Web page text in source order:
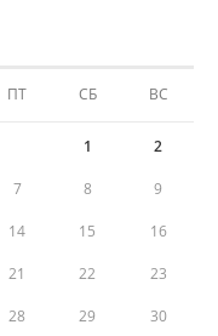
ПТ СБ ВС
1 2
7 8 9
14 15 16
21 22 23
28 29 30